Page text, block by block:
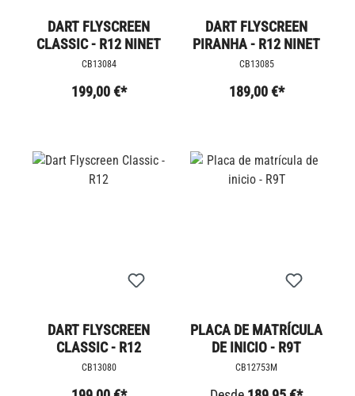
DART FLYSCREEN
CLASSIC - R12 NINET
CB13084
199,00 €*
DART FLYSCREEN
PIRANHA - R12 NINET
CB13085
189,00 €*
DART FLYSCREEN
CLASSIC - R12
CB13080
PLACA DE MATRÍCULA
DE INICIO - R9T
CB12753M